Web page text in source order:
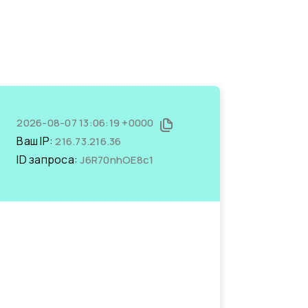
2026-08-07 13:06:19 +0000
Ваш IP:216.73.216.36
ID запроса:J6R70nhOE8c1